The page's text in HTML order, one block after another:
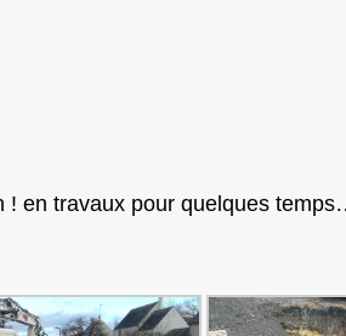
! en travaux pour quelques